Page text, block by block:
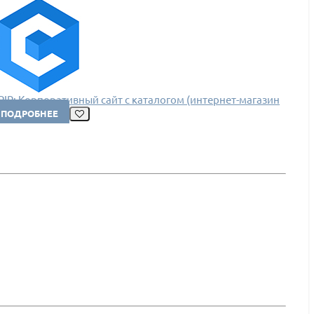
Корпоративный сайт с каталогом (интернет-магазин
редакции Старт)
ПОДРОБНЕЕ